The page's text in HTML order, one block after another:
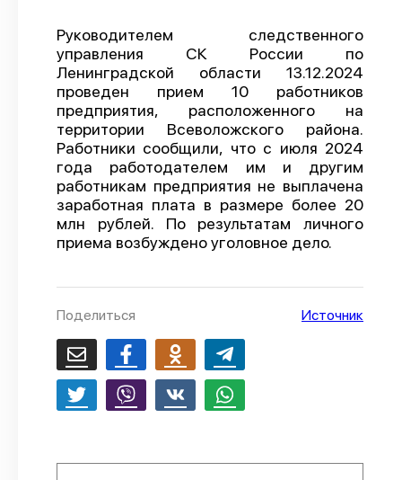
Отчеты
Предложить публикацию
Справочник
API
О проекте
Политика конфиденциальности
Руководителем следственного
управления СК России по
Ленинградской области 13.12.2024
проведен прием 10 работников
предприятия, расположенного на
территории Всеволожского района.
Работники сообщили, что с июля 2024
года работодателем им и другим
работникам предприятия не выплачена
заработная плата в размере более 20
млн рублей. По результатам личного
приема возбуждено уголовное дело.
Поделиться Источник